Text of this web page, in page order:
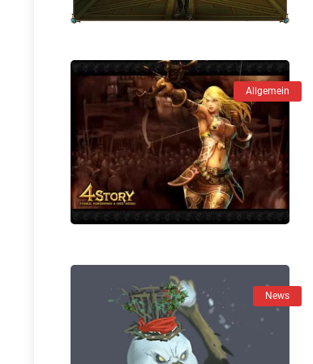
Allgemein
News